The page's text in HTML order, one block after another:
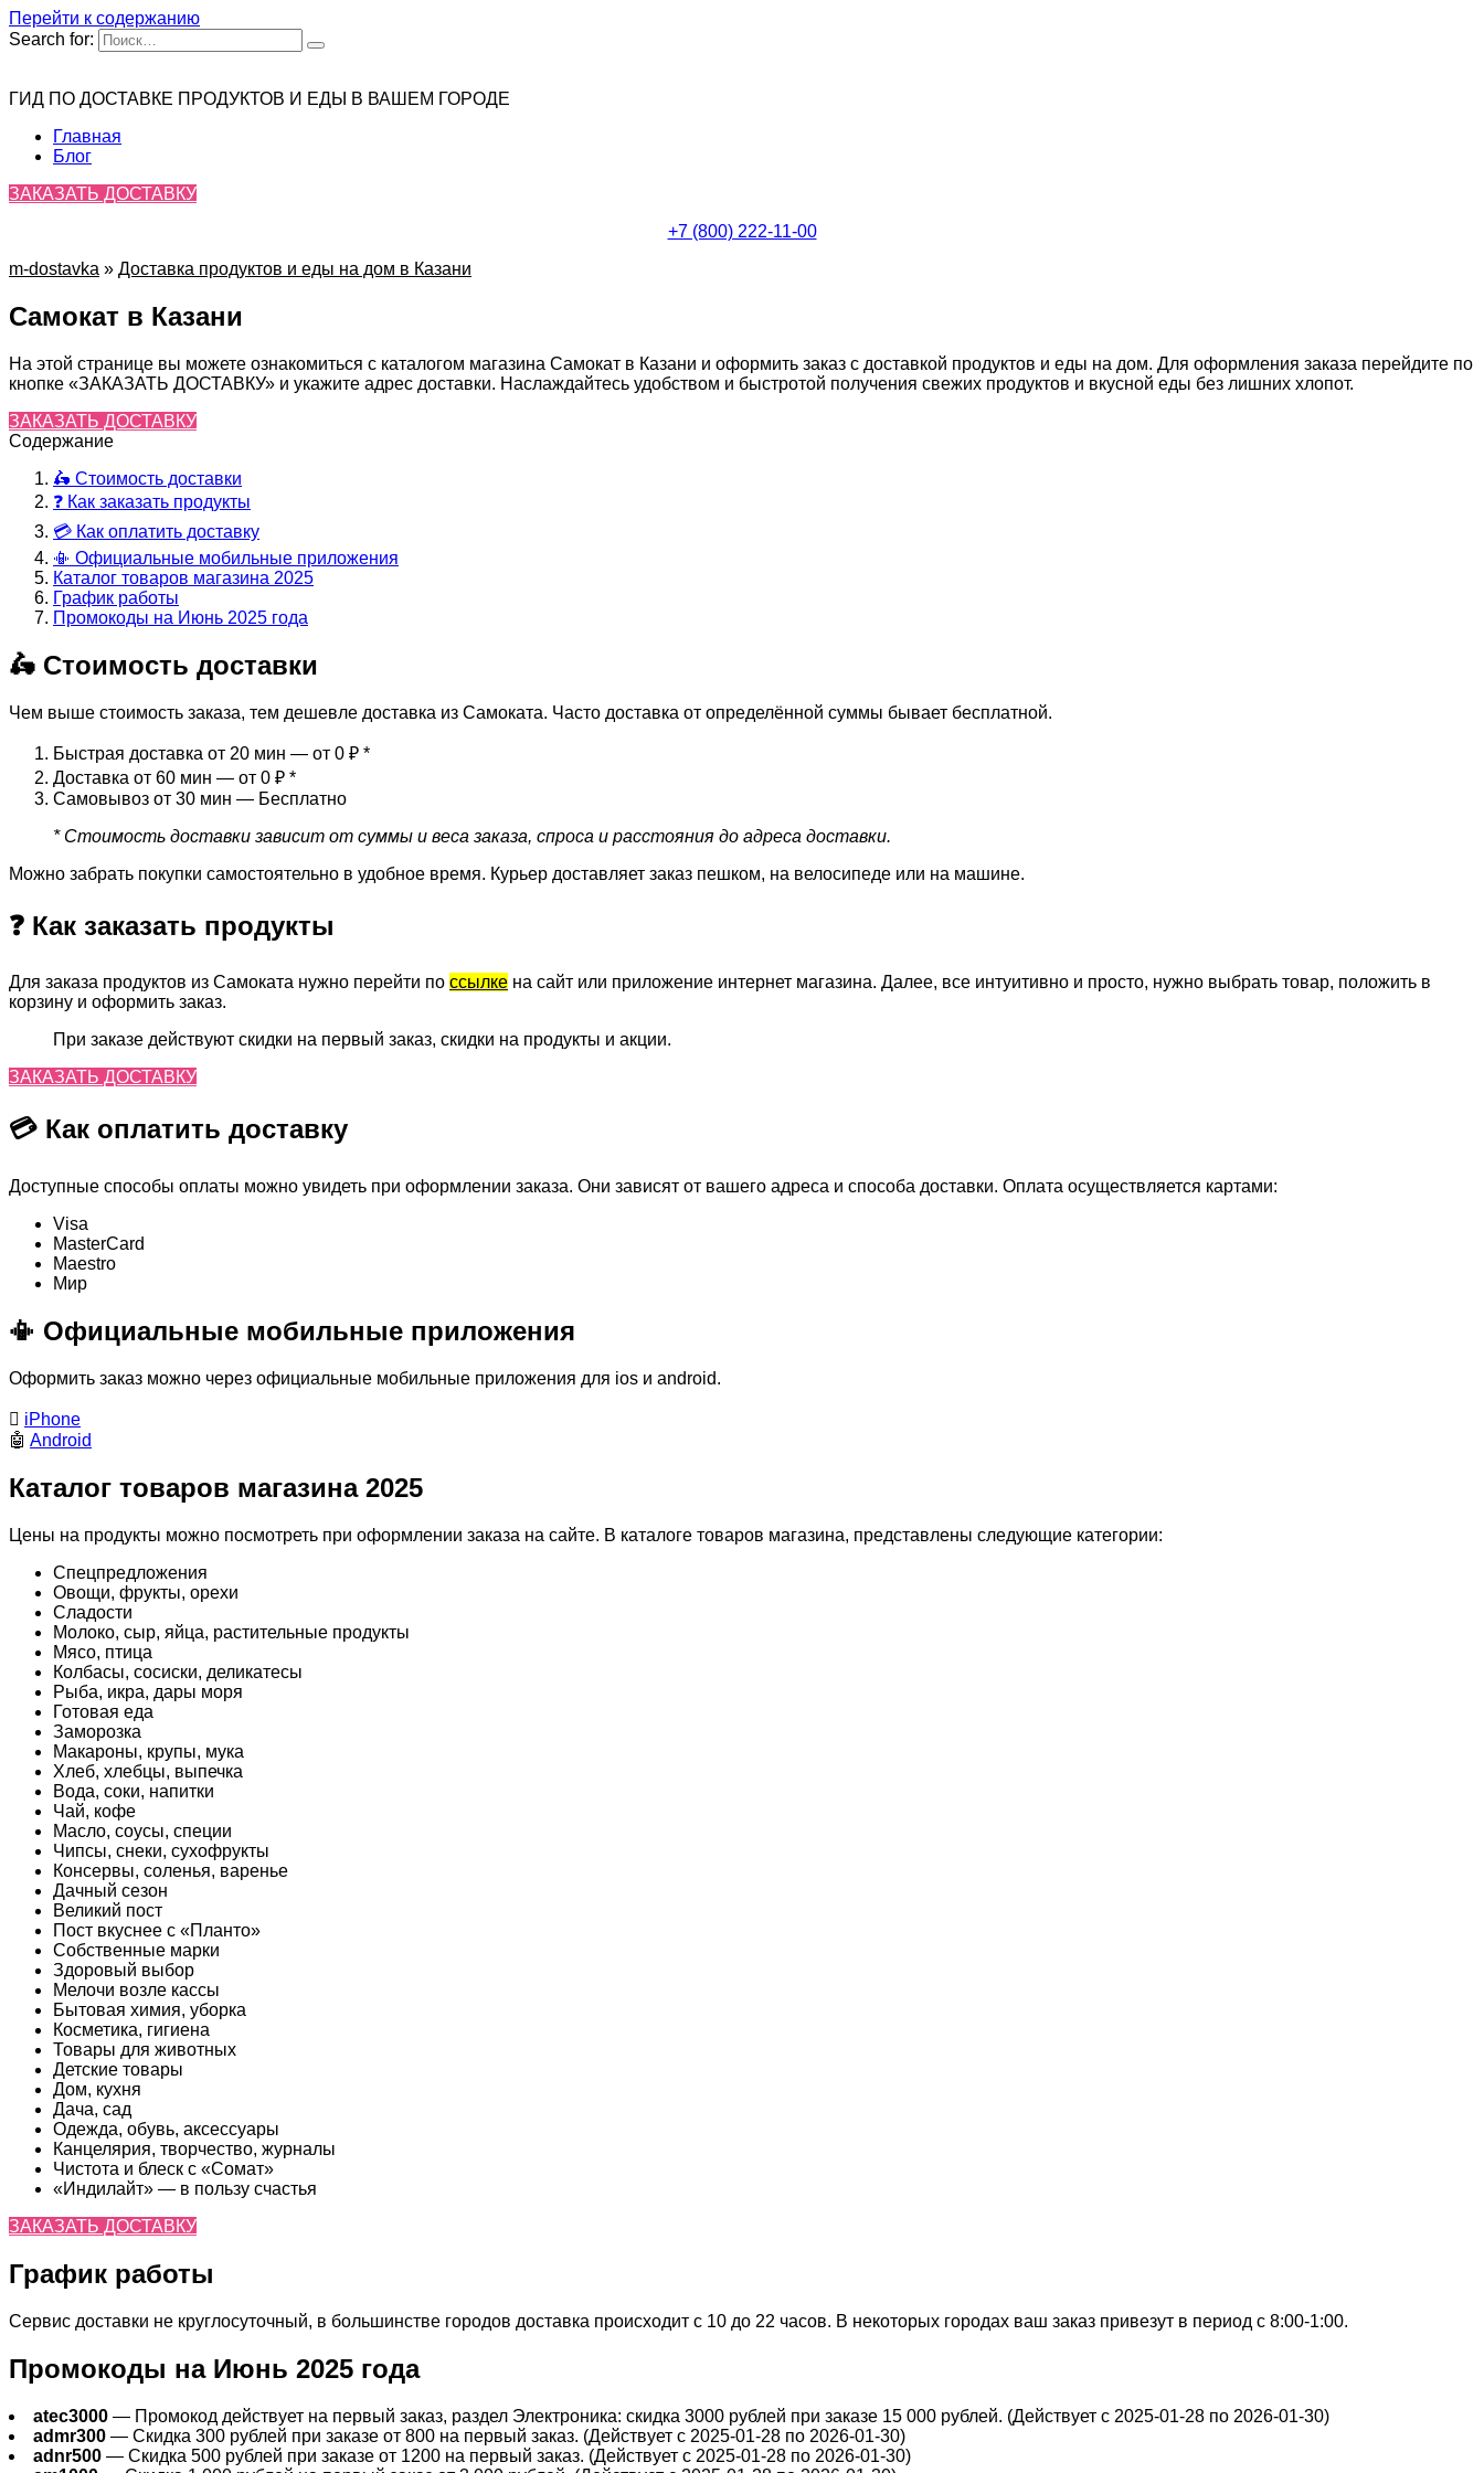
Перейти к содержанию
Search for:
ГИД ПО ДОСТАВКЕ ПРОДУКТОВ И ЕДЫ В ВАШЕМ ГОРОДЕ
Главная
Блог
ЗАКАЗАТЬ ДОСТАВКУ
+7 (800) 222-11-00
m-dostavka » Доставка продуктов и еды на дом в Казани
Самокат в Казани
На этой странице вы можете ознакомиться с каталогом магазина Самокат в Казани и оформить заказ с доставкой продуктов и еды на дом. Для оформления заказа перейдите по
кнопке «ЗАКАЗАТЬ ДОСТАВКУ» и укажите адрес доставки. Наслаждайтесь удобством и быстротой получения свежих продуктов и вкусной еды без лишних хлопот.
ЗАКАЗАТЬ ДОСТАВКУ
Содержание
🛵 Стоимость доставки
❓ Как заказать продукты
💳 Как оплатить доставку
📳 Официальные мобильные приложения
Каталог товаров магазина 2025
График работы
Промокоды на Июнь 2025 года
🛵 Стоимость доставки
Чем выше стоимость заказа, тем дешевле доставка из Самоката. Часто доставка от определённой суммы бывает бесплатной.
Быстрая доставка от 20 мин — от 0 ₽ *
Доставка от 60 мин — от 0 ₽ *
Самовывоз от 30 мин — Бесплатно
* Стоимость доставки зависит от суммы и веса заказа, спроса и расстояния до адреса доставки.
Можно забрать покупки самостоятельно в удобное время. Курьер доставляет заказ пешком, на велосипеде или на машине.
❓ Как заказать продукты
Для заказа продуктов из Самоката нужно перейти по ссылке на сайт или приложение интернет магазина. Далее, все интуитивно и просто, нужно выбрать товар, положить в
корзину и оформить заказ.
При заказе действуют скидки на первый заказ, скидки на продукты и акции.
ЗАКАЗАТЬ ДОСТАВКУ
💳 Как оплатить доставку
Доступные способы оплаты можно увидеть при оформлении заказа. Они зависят от вашего адреса и способа доставки. Оплата осуществляется картами:
Visa
MasterСard
Maestro
Мир
📳 Официальные мобильные приложения
Оформить заказ можно через официальные мобильные приложения для ios и android.
 iPhone
🤖 Android
Каталог товаров магазина 2025
Цены на продукты можно посмотреть при оформлении заказа на сайте. В каталоге товаров магазина, представлены следующие категории:
Спецпредложения
Овощи, фрукты, орехи
Сладости
Молоко, сыр, яйца, растительные продукты
Мясо, птица
Колбасы, сосиски, деликатесы
Рыба, икра, дары моря
Готовая еда
Заморозка
Макароны, крупы, мука
Хлеб, хлебцы, выпечка
Вода, соки, напитки
Чай, кофе
Масло, соусы, специи
Чипсы, снеки, сухофрукты
Консервы, соленья, варенье
Дачный сезон
Великий пост
Пост вкуснее с «Планто»
Собственные марки
Здоровый выбор
Мелочи возле кассы
Бытовая химия, уборка
Косметика, гигиена
Товары для животных
Детские товары
Дом, кухня
Дача, сад
Одежда, обувь, аксессуары
Канцелярия, творчество, журналы
Чистота и блеск с «Сомат»
«Индилайт» — в пользу счастья
ЗАКАЗАТЬ ДОСТАВКУ
График работы
Сервис доставки не круглосуточный, в большинстве городов доставка происходит с 10 до 22 часов. В некоторых городах ваш заказ привезут в период с 8:00-1:00.
Промокоды на Июнь 2025 года
atec3000 — Промокод действует на первый заказ, раздел Электроника: скидка 3000 рублей при заказе 15 000 рублей. (Действует с 2025-01-28 по 2026-01-30)
admr300 — Скидка 300 рублей при заказе от 800 на первый заказ. (Действует с 2025-01-28 по 2026-01-30)
adnr500 — Скидка 500 рублей при заказе от 1200 на первый заказ. (Действует с 2025-01-28 по 2026-01-30)